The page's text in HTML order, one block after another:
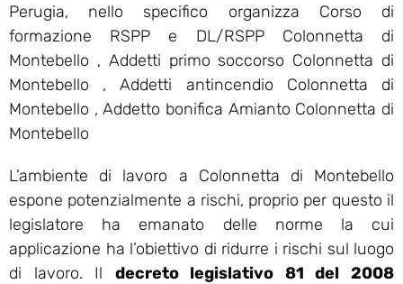
Perugia, nello specifico organizza Corso di
formazione RSPP e DL/RSPP Colonnetta di
Montebello , Addetti primo soccorso Colonnetta di
Montebello , Addetti antincendio Colonnetta di
Montebello , Addetto bonifica Amianto Colonnetta di
Montebello
L’ambiente di lavoro a Colonnetta di Montebello
espone potenzialmente a rischi, proprio per questo il
legislatore ha emanato delle norme la cui
applicazione ha l’obiettivo di ridurre i rischi sul luogo
di lavoro. Il decreto legislativo 81 del 2008